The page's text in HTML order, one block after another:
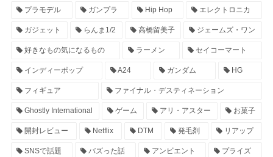
プラモデル ガンプラ Hip Hop エレクトロニカ
ガジェット らんま1/2 高橋留美子 ジェームズ・ワン
好きなもの気になるもの ラーメン セイコーマート
インディーポップ A24 ガンダム HG
フィギュア ファイナル・デスティネーション
Ghostly International ゲーム アリ・アスター お菓子
開封レビュー Netflix DTM 発毛剤 リアップ
SNSで話題 バズった話 アンビエント プライズ